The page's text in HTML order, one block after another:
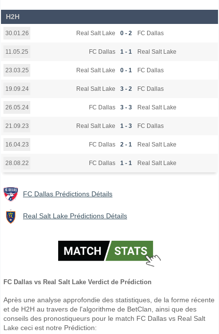
H2H
30.01.26 Real Salt Lake 0 - 2 FC Dallas
11.05.25 FC Dallas 1 - 1 Real Salt Lake
23.03.25 Real Salt Lake 0 - 1 FC Dallas
19.09.24 Real Salt Lake 3 - 2 FC Dallas
26.05.24 FC Dallas 3 - 3 Real Salt Lake
21.09.23 Real Salt Lake 1 - 3 FC Dallas
16.04.23 FC Dallas 2 - 1 Real Salt Lake
28.08.22 FC Dallas 1 - 1 Real Salt Lake
FC Dallas Prédictions Détails
Real Salt Lake Prédictions Détails
FC Dallas vs Real Salt Lake Verdict de Prédiction
Après une analyse approfondie des statistiques, de la forme récente
et de H2H au travers de l'algorithme de BetClan, ainsi que des
conseils des pronostiqueurs pour le match FC Dallas vs Real Salt
Lake ceci est notre Prédiction: